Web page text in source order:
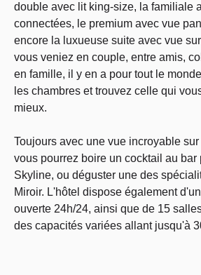
double avec lit king-size, la familiale
connectées, le premium avec vue
encore la luxueuse suite avec vue
vous veniez en couple, entre amis,
en famille, il y en a pour tout le
les chambres et trouvez celle qui
mieux.
Toujours avec une vue incroyable
vous pourrez boire un cocktail au bar
Skyline, ou déguster une des
Miroir. L'hôtel dispose également
ouverte 24h/24, ainsi que de 15
des capacités variées allant jusqu'à